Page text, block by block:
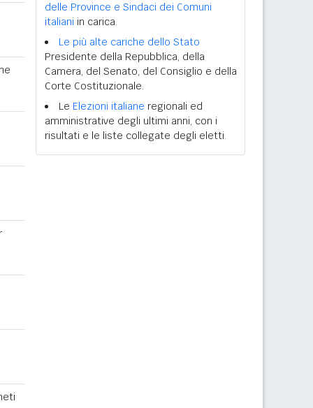
delle Province e Sindaci dei Comuni
italiani in carica.
Le più alte cariche dello Stato
Presidente della Repubblica, della
Camera, del Senato, del Consiglio e della
Corte Costituzionale.
Le Elezioni italiane regionali ed
amministrative degli ultimi anni, con i
risultati e le liste collegate degli eletti.